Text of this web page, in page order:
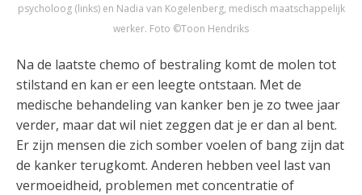
psycholoog (links) en Nadia van Kogelenberg, medisch maatschappelijk
werker. Foto ©Toon Hendriks
Na de laatste chemo of bestraling komt de molen tot
stilstand en kan er een leegte ontstaan. Met de
medische behandeling van kanker ben je zo twee jaar
verder, maar dat wil niet zeggen dat je er dan al bent.
Er zijn mensen die zich somber voelen of bang zijn dat
de kanker terugkomt. Anderen hebben veel last van
vermoeidheid, problemen met concentratie of